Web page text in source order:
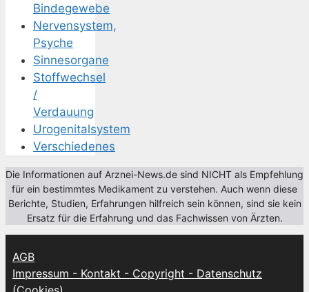
Bindegewebe
Nervensystem,
Psyche
Sinnesorgane
Stoffwechsel
/
Verdauung
Urogenitalsystem
Verschiedenes
Die Informationen auf Arznei-News.de sind NICHT als Empfehlung
für ein bestimmtes Medikament zu verstehen. Auch wenn diese
Berichte, Studien, Erfahrungen hilfreich sein können, sind sie kein
Ersatz für die Erfahrung und das Fachwissen von Ärzten.
AGB
Impressum - Kontakt - Copyright - Datenschutz